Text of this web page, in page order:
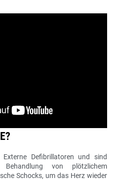
Defibrillatoren und sind
Behandlung von plötzlichem
Schocks, um das Herz wieder